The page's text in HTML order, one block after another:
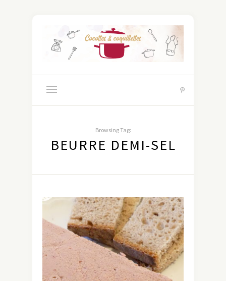
Browsing Tag:
BEURRE DEMI-SEL